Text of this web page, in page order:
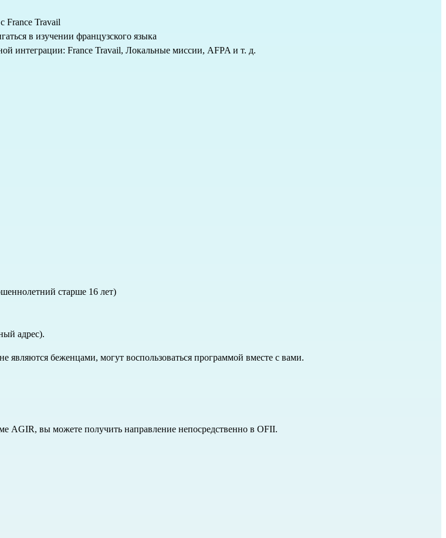
France Travail
в изучении французского языка
интеграции: France Travail, Локальные миссии, AFPA и т. д.
старше 16 лет)
адрес).
беженцами, могут воспользоваться программой вместе с вами.
AGIR, вы можете получить направление непосредственно в OFII.